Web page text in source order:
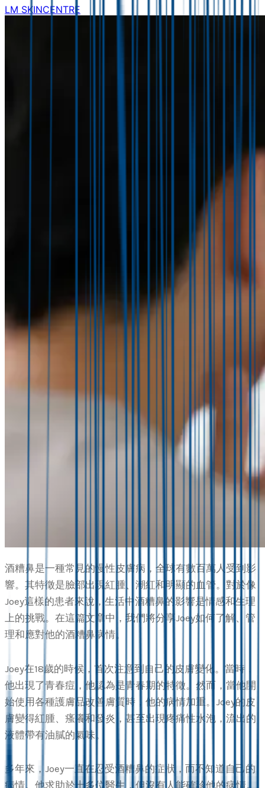
LM SKINCENTRE
酒糟鼻是一種常見的慢性皮膚病，全球有數百萬人受到影
響。其特徵是臉部出現紅腫、潮紅和明顯的血管。對於像
Joey這樣的患者來說，生活中酒糟鼻的影響是情感和生理
上的挑戰。在這篇文章中，我們將分享Joey如何了解、管
理和應對他的酒糟鼻病情。
Joey在18歲的時候，首次注意到自己的皮膚變化。當時，
他出現了青春痘，他認為是青春期的特徵。然而，當他開
始使用各種護膚品改善膚質時，他的病情加重。Joey的皮
膚變得紅腫、瘙癢和發炎，甚至出現疼痛性水泡，流出的
液體帶有油膩的氣味。
多年來，Joey一直在忍受酒糟鼻的症狀，而不知道自己的
病情。他求助於十多位醫生，但沒有人能確診他的病情。